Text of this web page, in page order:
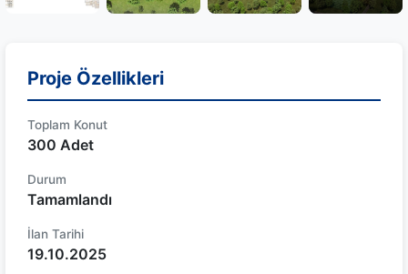
Proje Özellikleri
Toplam Konut
300 Adet
Durum
Tamamlandı
İlan Tarihi
19.10.2025